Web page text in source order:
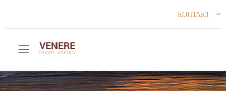
КОНТАКТ
Toggle mobile menu